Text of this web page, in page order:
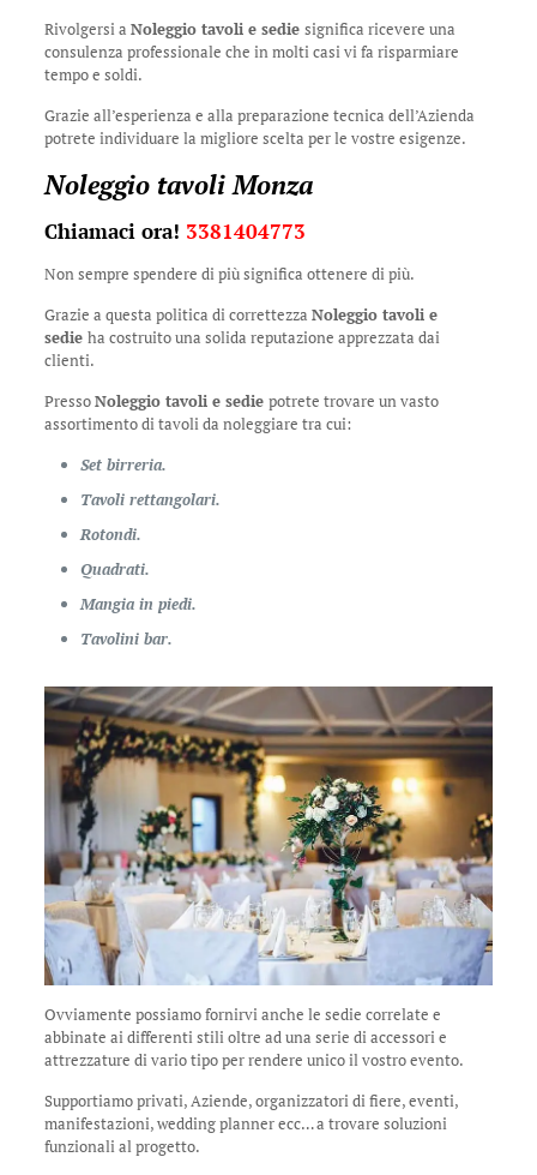
Rivolgersi a Noleggio tavoli e sedie significa ricevere una
consulenza professionale che in molti casi vi fa risparmiare
tempo e soldi.
Grazie all’esperienza e alla preparazione tecnica dell’Azienda
potrete individuare la migliore scelta per le vostre esigenze.
Noleggio tavoli Monza
Chiamaci ora! 3381404773
Non sempre spendere di più significa ottenere di più.
Grazie a questa politica di correttezza Noleggio tavoli e
sedie ha costruito una solida reputazione apprezzata dai
clienti.
PressoNoleggio tavoli e sedie potrete trovare un vasto
assortimento di tavoli da noleggiare tra cui:
Set birreria.
Tavoli rettangolari.
Rotondi.
Quadrati.
Mangia in piedi.
Tavolini bar.
Ovviamente possiamo fornirvi anche le sedie correlate e
abbinate ai differenti stili oltre ad una serie di accessori e
attrezzature di vario tipo per rendere unico il vostro evento.
Supportiamo privati, Aziende, organizzatori di fiere, eventi,
manifestazioni, wedding planner ecc… a trovare soluzioni
funzionali al progetto.